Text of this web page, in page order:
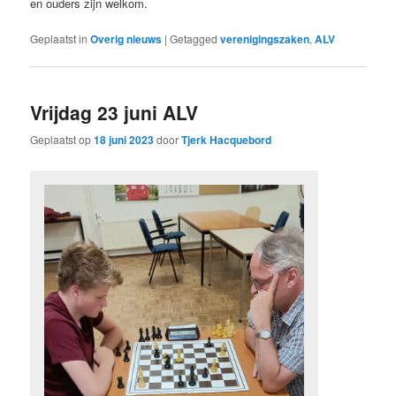
en ouders zijn welkom.
Geplaatst in Overig nieuws |Getagged verenigingszaken,ALV
Vrijdag 23 juni ALV
Geplaatst op18 juni 2023doorTjerk Hacquebord